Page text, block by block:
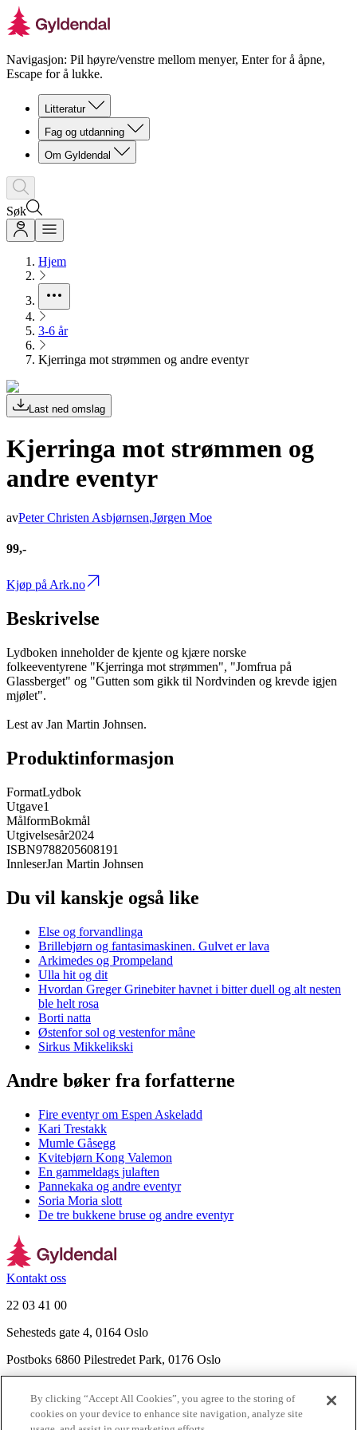
Navigasjon: Pil høyre/venstre mellom menyer, Enter for å åpne,
Escape for å lukke.
Litteratur
Fag og utdanning
Om Gyldendal
Søk
Hjem
3-6 år
Kjerringa mot strømmen og andre eventyr
Last ned omslag
Kjerringa mot strømmen og
andre eventyr
avPeter Christen Asbjørnsen,Jørgen Moe
99,-
Kjøp på Ark.no
Beskrivelse
Lydboken inneholder de kjente og kjære norske
folkeeventyrene "Kjerringa mot strømmen", "Jomfrua på
Glassberget" og "Gutten som gikk til Nordvinden og krevde igjen
mjølet".
Lest av Jan Martin Johnsen.
Produktinformasjon
FormatLydbok
Utgave1
MålformBokmål
Utgivelsesår2024
ISBN9788205608191
InnleserJan Martin Johnsen
Du vil kanskje også like
Else og forvandlinga
Brillebjørn og fantasimaskinen. Gulvet er lava
Arkimedes og Prompeland
Ulla hit og dit
Hvordan Greger Grinebiter havnet i bitter duell og alt nesten
ble helt rosa
Borti natta
Østenfor sol og vestenfor måne
Sirkus Mikkelikski
Andre bøker fra forfatterne
Fire eventyr om Espen Askeladd
Kari Trestakk
Mumle Gåsegg
Kvitebjørn Kong Valemon
En gammeldags julaften
Pannekaka og andre eventyr
Soria Moria slott
De tre bukkene bruse og andre eventyr
Kontakt oss
22 03 41 00
Sehesteds gate 4, 0164 Oslo
Postboks 6860 Pilestredet Park, 0176 Oslo
Nyhetsbrev
By clicking “Accept All Cookies”, you agree to the storing of
cookies on your device to enhance site navigation, analyze site